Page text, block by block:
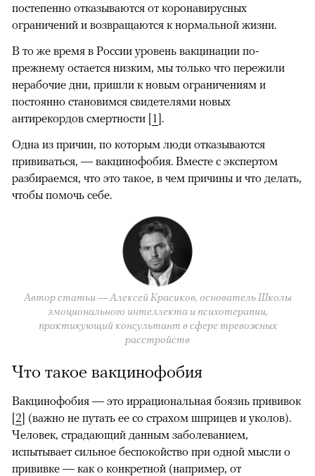
постепенно отказываются от коронавирусных
ограничений и возвращаются к нормальной жизни.
В то же время в России уровень вакцинации по-
прежнему остается низким, мы только что пережили
нерабочие дни, пришли к новым ограничениям и
постоянно становимся свидетелями новых
антирекордов смертности [1].
Одна из причин, по которым люди отказываются
прививаться, — вакцинофобия. Вместе с экспертом
разбираемся, что это такое, в чем причины и что делать,
чтобы помочь себе.
00:00 / 00:00
Автор статьи — Алексей Красиков, основатель Школы
эмоционального интеллекта и психотерапии,
практикующий консультант в сфере тревожных
расстройств
Что такое вакцинофобия
Вакцинофобия — это иррациональная боязнь прививок
[2] (важно не путать ее со страхом шприцев и уколов).
Человек, страдающий данным заболеванием,
испытывает сильное беспокойство при одной мысли о
прививке — как о конкретной (например, от